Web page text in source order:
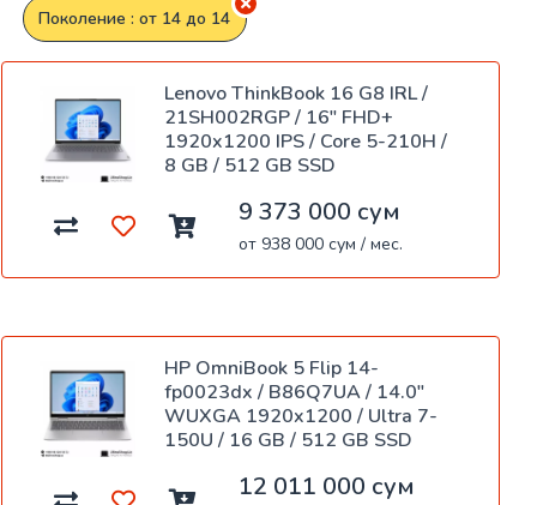
Поколение : от 14 до 14
Lenovo ThinkBook 16 G8 IRL /
21SH002RGP / 16" FHD+
1920x1200 IPS / Core 5-210H /
8 GB / 512 GB SSD
9 373 000 сум
от 938 000 сум / мес.
HP OmniBook 5 Flip 14-
fp0023dx / B86Q7UA / 14.0"
WUXGA 1920x1200 / Ultra 7-
150U / 16 GB / 512 GB SSD
12 011 000 сум